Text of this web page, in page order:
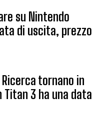
su Nintendo
di uscita, prezzo
Ricerca tornano in
3 ha una data